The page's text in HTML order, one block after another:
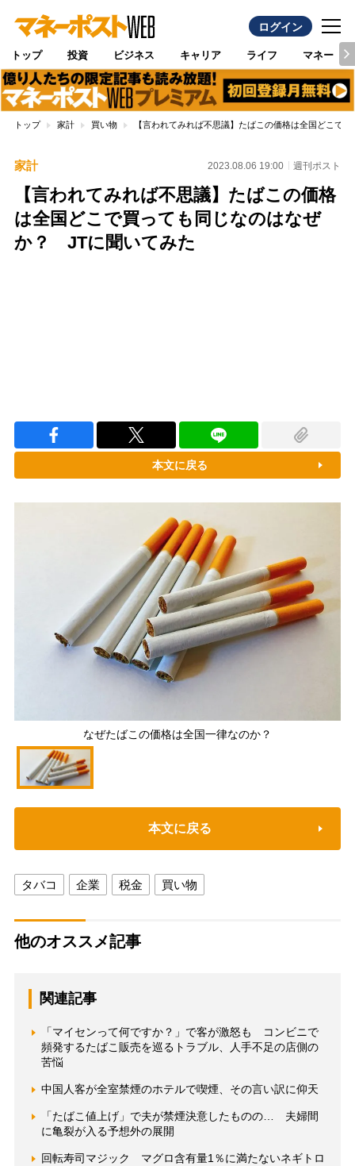
ログイン
トップ 投資 ビジネス キャリア ライフ マネー
トップ 家計 買い物 【言われてみれば不思議】たばこの価格は全国どこで
家計 2023.08.06 19:00 週刊ポスト
【言われてみれば不思議】たばこの価格
は全国どこで買っても同じなのはなぜ
か？ JTに聞いてみた
本文に戻る
なぜたばこの価格は全国一律なのか？
本文に戻る
タバコ 企業 税金 買い物
他のオススメ記事
関連記事
「マイセンって何ですか？」で客が激怒も コンビニで
頻発するたばこ販売を巡るトラブル、人手不足の店側の
苦悩
中国人客が全室禁煙のホテルで喫煙、その言い訳に仰天
「たばこ値上げ」で夫が禁煙決意したものの… 夫婦間
に亀裂が入る予想外の展開
回転寿司マジック マグロ含有量1％に満たないネギトロ